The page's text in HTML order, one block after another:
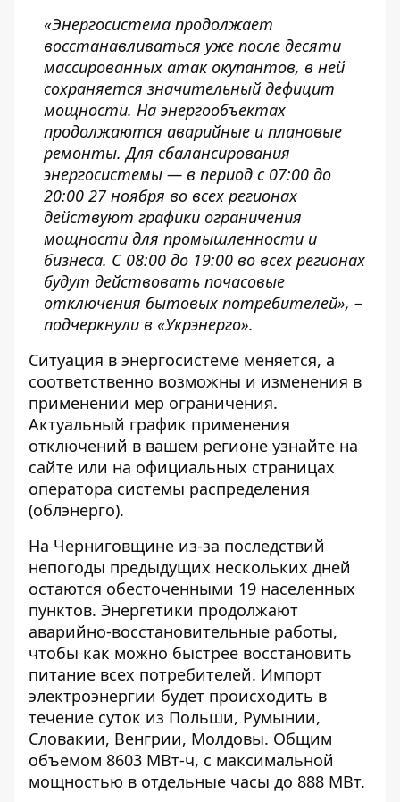
«Энергосистема продолжает
восстанавливаться уже после десяти
массированных атак окупантов, в ней
сохраняется значительный дефицит
мощности. На энергообъектах
продолжаются аварийные и плановые
ремонты. Для сбалансирования
энергосистемы — в период с 07:00 до
20:00 27 ноября во всех регионах
действуют графики ограничения
мощности для промышленности и
бизнеса. С 08:00 до 19:00 во всех регионах
будут действовать почасовые
отключения бытовых потребителей», –
подчеркнули в «Укрэнерго».
Ситуация в энергосистеме меняется, а
соответственно возможны и изменения в
применении мер ограничения.
Актуальный график применения
отключений в вашем регионе узнайте на
сайте или на официальных страницах
оператора системы распределения
(облэнерго).
На Черниговщине из-за последствий
непогоды предыдущих нескольких дней
остаются обесточенными 19 населенных
пунктов. Энергетики продолжают
аварийно-восстановительные работы,
чтобы как можно быстрее восстановить
питание всех потребителей. Импорт
электроэнергии будет происходить в
течение суток из Польши, Румынии,
Словакии, Венгрии, Молдовы. Общим
объемом 8603 МВт-ч, с максимальной
мощностью в отдельные часы до 888 МВт.